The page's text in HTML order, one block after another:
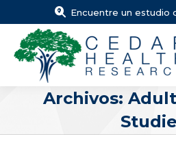
Encuentre un estudio
Archivos: